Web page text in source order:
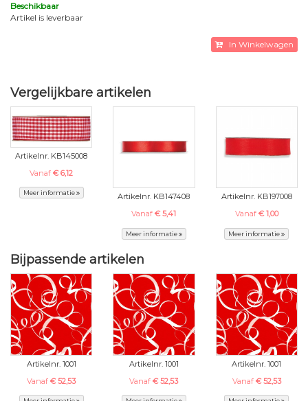
Beschikbaar
Artikel is leverbaar
In Winkelwagen
Vergelijkbare artikelen
Artikelnr. KB145008
Vanaf€ 6,12
Meer informatie
Artikelnr. KB147408
Vanaf€ 5,41
Meer informatie
Artikelnr. KB197008
Vanaf € 1,00
Meer informatie
Bijpassende artikelen
Artikelnr. 1001
Vanaf€ 52,53
Artikelnr. 1001
Vanaf€ 52,53
Artikelnr. 1001
Vanaf € 52,53